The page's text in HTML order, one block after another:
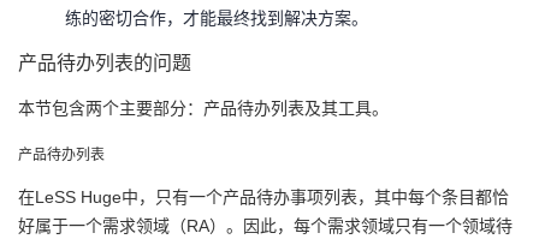
练的密切合作，才能最终找到解决方案。
产品待办列表的问题
本节包含两个主要部分：产品待办列表及其工具。
产品待办列表
在LeSS Huge中，只有一个产品待办事项列表，其中每个条目都恰
好属于一个需求领域（RA）。因此，每个需求领域只有一个领域待